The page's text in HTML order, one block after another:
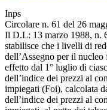
Inps
Circolare n. 61 del 26
Il D.L: 13 marzo 1988, n.
stabilisce che i livelli di
dell’Assegno per il
effetto dal 1° luglio di
dell’indice dei prezzi al
impiegati (Foi), calcolata
dell’indice dei prezzi al